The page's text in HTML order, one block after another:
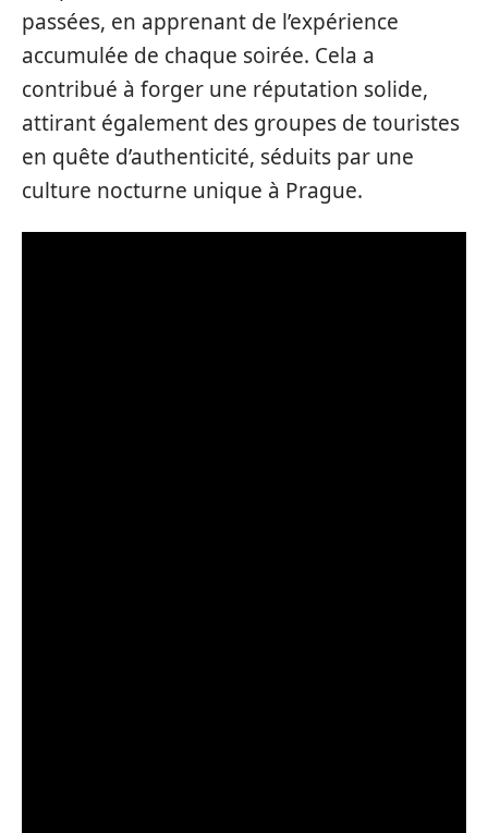
passées, en apprenant de l’expérience
accumulée de chaque soirée. Cela a
contribué à forger une réputation solide,
attirant également des groupes de touristes
en quête d’authenticité, séduits par une
culture nocturne unique à Prague.